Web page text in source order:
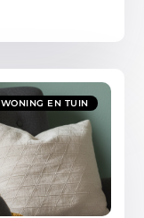
WONING EN TUIN